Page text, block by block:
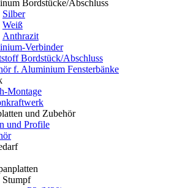
Bordstücke/Abschluss
Silber
Weiß
Anthrazit
Verbinder
Bordstück/Abschluss
f. Aluminium Fensterbänke
Montage
und Zubehör
und Profile
Stumpf